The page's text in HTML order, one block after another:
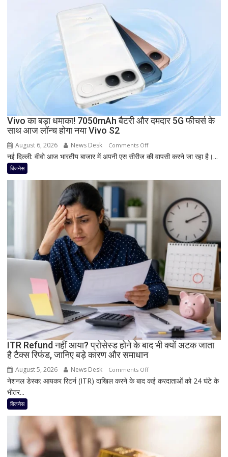
दस्तक!
8000mAh
7-
इंच
डिस्प्ले
और
Snapdragon
प्रोसेसर
मचेगी
Vivo का बड़ा धमाका! 7050mAh बैटरी और दमदार 5G फीचर्स के
साथ आज लॉन्च होगा नया Vivo S2
August 6, 2026 News Desk Comments Offon
Vivo
बड़ा
7050mAh
फीचर्स
के
साथ
आज
लॉन्च
होगा
Vivo
S2
नई दिल्ली: वीवो आज भारतीय बाजार में अपनी एस सीरीज की वापसी करने जा रहा है।...
बिजनेस
ITR Refund नहीं आया? प्रोसेस्ड होने के बाद भी क्यों अटक जाता
है टैक्स रिफंड, जानिए बड़े कारण और समाधान
August 5, 2026 News Desk Comments Offon
ITR
आया?
नेशनल डेस्क: आयकर रिटर्न (ITR) दाखिल करने के बाद कई करदाताओं को 24 घंटे के
भीतर...
बिजनेस